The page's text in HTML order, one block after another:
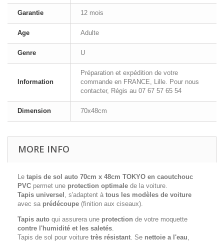
Garantie 12 mois
Age Adulte
Genre U
Information
Préparation et expédition de votre
commande en FRANCE, Lille. Pour nous
contacter, Régis au 07 67 57 65 54
Dimension 70x48cm
MORE INFO
Le tapis de sol auto 70cm x 48cm TOKYO en caoutchouc
PVC permet une protection optimale de la voiture.
Tapis universel , s'adaptent à tous les modèles de voiture
avec sa prédécoupe (finition aux ciseaux).
Tapis auto qui assurera une protection de votre moquette
contre l'humidité et les saletés.
Tapis de sol pour voiture très résistant. Se nettoie a l'eau,